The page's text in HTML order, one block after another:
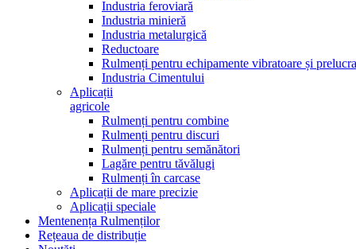
Industria feroviară
Industria minieră
Industria metalurgică
Reductoare
Rulmenți pentru echipamente vibratoare și
Industria Cimentului
Aplicații
agricole
Rulmenți pentru combine
Rulmenți pentru discuri
Rulmenți pentru semănători
Lagăre pentru tăvălugi
Rulmenți în carcase
Aplicații de mare precizie
Aplicații speciale
Mentenența Rulmenților
Rețeaua de distribuție